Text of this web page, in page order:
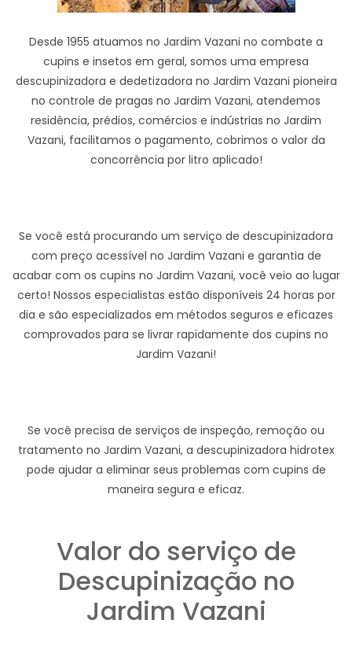
Desde 1955 atuamos no Jardim Vazani no combate a
cupins e insetos em geral, somos uma empresa
descupinizadora e dedetizadora no Jardim Vazani pioneira
no controle de pragas no Jardim Vazani, atendemos
residência, prédios, comércios e indústrias no Jardim
Vazani, facilitamos o pagamento, cobrimos o valor da
concorrência por litro aplicado!
Se você está procurando um serviço de descupinizadora
com preço acessível no Jardim Vazani e garantia de
acabar com os cupins no Jardim Vazani, você veio ao lugar
certo! Nossos especialistas estão disponíveis 24 horas por
dia e são especializados em métodos seguros e eficazes
comprovados para se livrar rapidamente dos cupins no
Jardim Vazani!
Se você precisa de serviços de inspeção, remoção ou
tratamento no Jardim Vazani, a descupinizadora hidrotex
pode ajudar a eliminar seus problemas com cupins de
maneira segura e eficaz.
Valor do serviço de
Descupinização no
Jardim Vazani